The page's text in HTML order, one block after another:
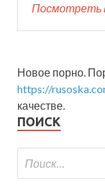
Посмотреть
Новое порно.
https://
качестве.
ПОИСК